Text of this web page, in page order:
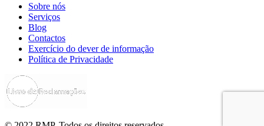
Sobre nós
Serviços
Blog
Contactos
Exercício do dever de informação
Política de Privacidade